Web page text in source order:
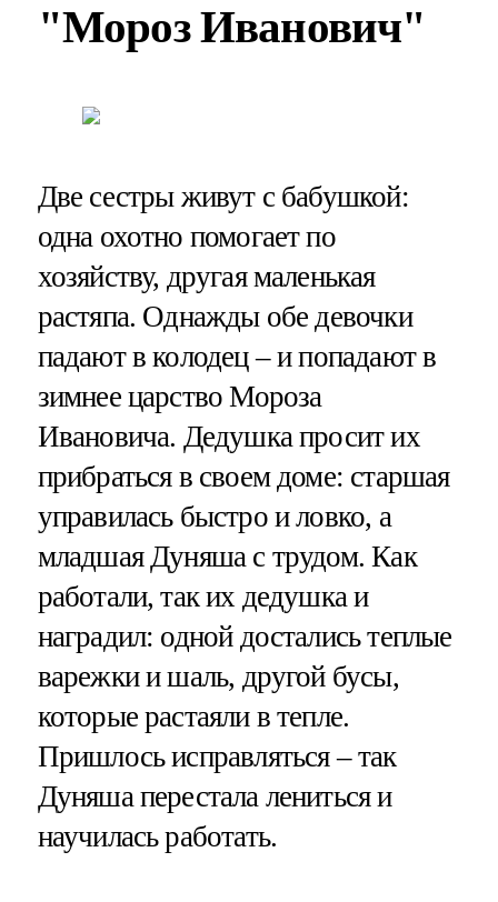
"Мороз Иванович"
Две сестры живут с бабушкой:
одна охотно помогает по
хозяйству, другая маленькая
растяпа. Однажды обе девочки
падают в колодец – и попадают в
зимнее царство Мороза
Ивановича. Дедушка просит их
прибраться в своем доме: старшая
управилась быстро и ловко, а
младшая Дуняша с трудом. Как
работали, так их дедушка и
наградил: одной достались теплые
варежки и шаль, другой бусы,
которые растаяли в тепле.
Пришлось исправляться – так
Дуняша перестала лениться и
научилась работать.